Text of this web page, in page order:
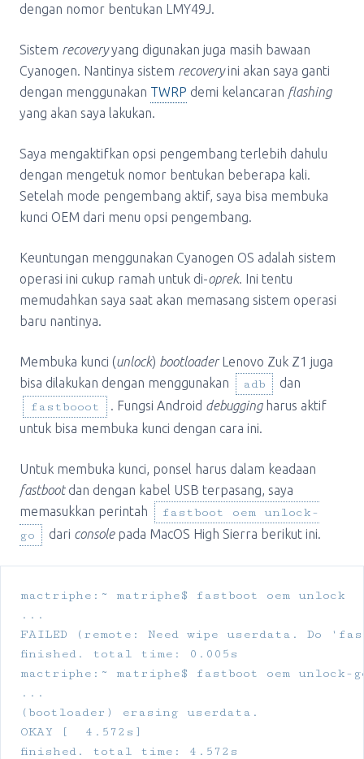
dengan nomor bentukan LMY49J.
Sistem recoveryyang digunakan juga masih bawaan
Cyanogen. Nantinya sistem recoveryini akan saya ganti
dengan menggunakan TWRP demi kelancaran flashing
yang akan saya lakukan.
Saya mengaktifkan opsi pengembang terlebih dahulu
dengan mengetuk nomor bentukan beberapa kali.
Setelah mode pengembang aktif, saya bisa membuka
kunci OEM dari menu opsi pengembang.
Keuntungan menggunakan Cyanogen OS adalah sistem
operasi ini cukup ramah untuk di-oprek. Ini tentu
memudahkan saya saat akan memasang sistem operasi
baru nantinya.
Membuka kunci (unlock) bootloaderLenovo Zuk Z1 juga
bisa dilakukan dengan menggunakan
adb dan
fastbooot . Fungsi Android debuggingharus aktif
untuk bisa membuka kunci dengan cara ini.
Untuk membuka kunci, ponsel harus dalam keadaan
fastbootdan dengan kabel USB terpasang, saya
memasukkan perintah
fastboot oem unlock-
go
dari consolepada MacOS High Sierra berikut ini.
mactriphe:~ matriphe$ fastboot oem unlock
...
FAILED (remote: Need wipe userdata. Do
finished. total time: 0.005s
mactriphe:~ matriphe$ fastboot oem unlock-
...
(bootloader) erasing userdata.
OKAY [  4.572s]
finished. total time: 4.572s